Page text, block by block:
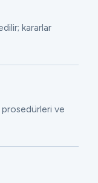
kararlar
ve